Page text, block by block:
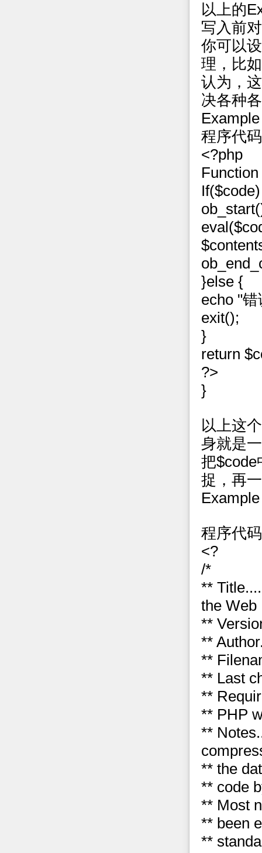
以上的
写入前
你可以
理，比
认为，
决各种
程序代
<?php
}else {
echo "
exit();
}
return
?>
}
以上这
身就是
把$code
捉，再
程序代
<?
/*
**
the Web
**
**
**
** Last
**
** PHP
**
** the
** code
** Most
** been
**